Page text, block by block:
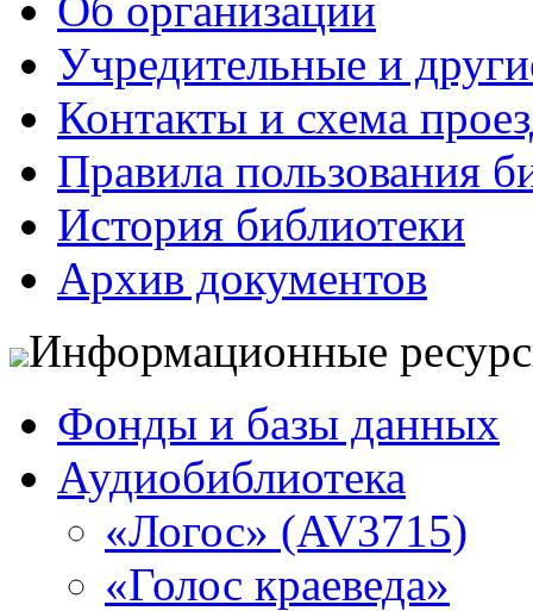
Учредительные и
Контакты и схема
Правила пользования
История библиотеки
Архив документов
Информационные
Фонды и базы данных
Аудиобиблиотека
«Логос» (AV3715)
«Голос краеведа»